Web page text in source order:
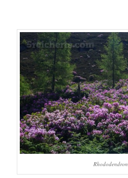
Rhododendron